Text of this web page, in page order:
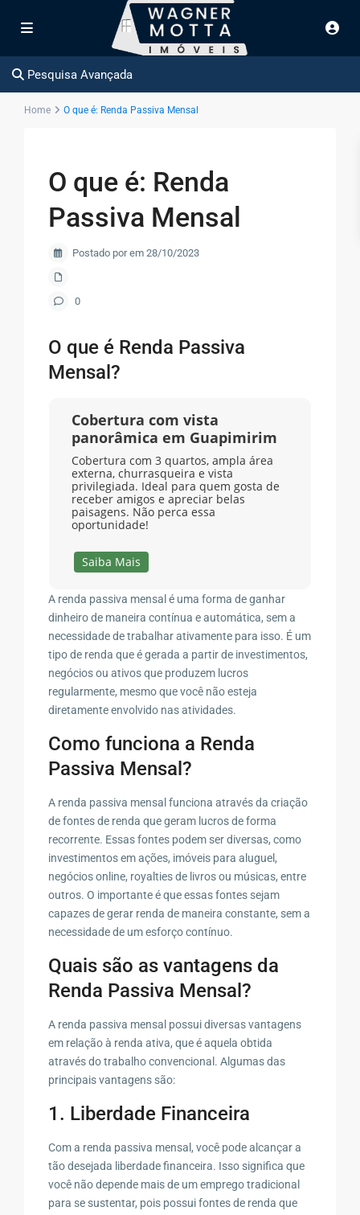
Pesquisa Avançada
Home O que é: Renda Passiva Mensal
O que é: Renda
Passiva Mensal
Postado por em 28/10/2023
0
O que é Renda Passiva
Mensal?
Cobertura com vista
panorâmica em Guapimirim
Cobertura com 3 quartos, ampla área
externa, churrasqueira e vista
privilegiada. Ideal para quem gosta de
receber amigos e apreciar belas
paisagens. Não perca essa
oportunidade!
Saiba Mais
A renda passiva mensal é uma forma de ganhar
dinheiro de maneira contínua e automática, sem a
necessidade de trabalhar ativamente para isso. É um
tipo de renda que é gerada a partir de investimentos,
negócios ou ativos que produzem lucros
regularmente, mesmo que você não esteja
diretamente envolvido nas atividades.
Como funciona a Renda
Passiva Mensal?
A renda passiva mensal funciona através da criação
de fontes de renda que geram lucros de forma
recorrente. Essas fontes podem ser diversas, como
investimentos em ações, imóveis para aluguel,
negócios online, royalties de livros ou músicas, entre
outros. O importante é que essas fontes sejam
capazes de gerar renda de maneira constante, sem a
necessidade de um esforço contínuo.
Quais são as vantagens da
Renda Passiva Mensal?
A renda passiva mensal possui diversas vantagens
em relação à renda ativa, que é aquela obtida
através do trabalho convencional. Algumas das
principais vantagens são:
1. Liberdade Financeira
Com a renda passiva mensal, você pode alcançar a
tão desejada liberdade financeira. Isso significa que
você não depende mais de um emprego tradicional
para se sustentar, pois possui fontes de renda que